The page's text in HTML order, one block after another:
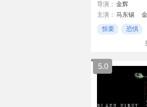
导演： 金辉
主演： 马东锡
金赛纶
千浩振
惊栗
恐惧
5.0